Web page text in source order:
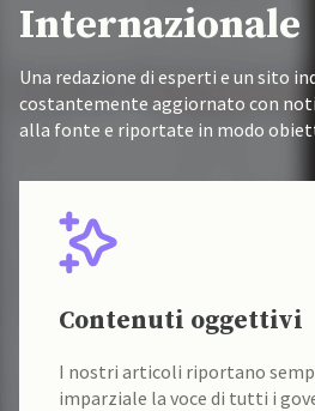
Internazionale
Una redazione di esperti e un sito
costantemente aggiornato con
alla fonte e riportate in modo
Contenuti oggettivi
I nostri articoli riportano
imparziale la voce di tutti i